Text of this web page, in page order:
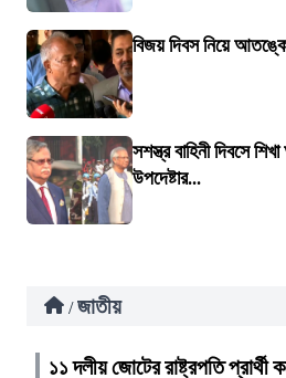
বিজয় দিবস নিয়ে
সশস্ত্র বাহিনী দিবসে
উপদেষ্টার...
/ জাতীয়
১১ দলীয় জোটের রাষ্ট্রপতি